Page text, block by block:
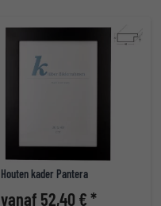
Houten kader Pantera
vanaf 52,40 € *